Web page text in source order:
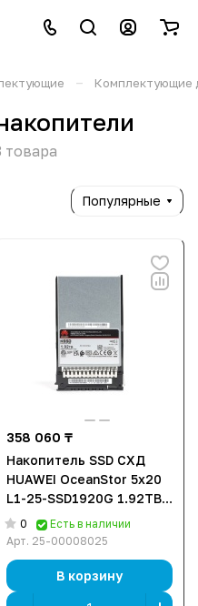
– Комплектующие
товара
Популярные
358 060 ₸
Накопитель SSD СХД
HUAWEI OceanStor 5x20
L1-25-SSD1920G 1.92TB
SSD SAS Disk Unit (2.5")
02356TLG
0
Есть в наличии
Арт. 25-00008025
В корзину